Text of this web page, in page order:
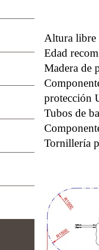
Altura libre
Edad
Madera de
protección
Tubos de
Tornillería